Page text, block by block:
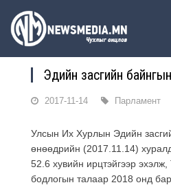
Эдийн засгийн
2017-11-14 Парламент
Улсын Их Хурлын Эдийн
өнөөдрийн (2017.11.14)
52.6 хувийн ирцтэйгээр
бодлогын талаар 2018 онд